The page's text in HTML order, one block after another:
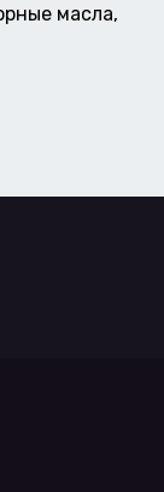
масла,